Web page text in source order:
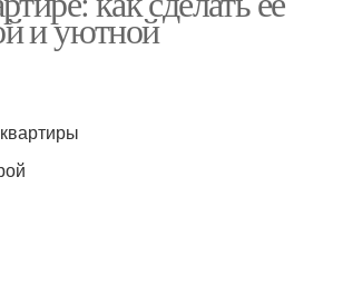
и уютной